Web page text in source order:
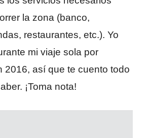
la zona (banco,
restaurantes, etc.). Yo
mi viaje sola por
2016, así que te cuento todo
¡Toma nota!